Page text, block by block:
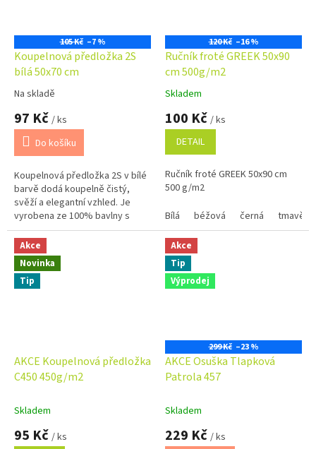
105 Kč –7 %
Koupelnová předložka 2S
bílá 50x70 cm
Průměrné
hodnocení
produktu
5,0
5
hvězdiček.
Na skladě
97 Kč / ks
Do košíku
Koupelnová předložka 2S v bílé
barvě dodá koupelně čistý,
svěží a elegantní vzhled. Je
vyrobena ze 100% bavlny s
vysokou gramáží 700 g/m², díky
čemuž je mimořádně měkká,...
120 Kč –16 %
Ručník froté GREEK 50x90
cm 500g/m2
Průměrné
hodnocení
produktu
5,0
5
hvězdiček.
Skladem
100 Kč / ks
DETAIL
Ručník froté GREEK 50x90 cm
500 g/m2
Bílá
béžová černá tmavě
Akce
Novinka
Tip
AKCE Koupelnová předložka
C450 450g/m2
Skladem
95 Kč / ks
Akce
Tip
Výprodej
299 Kč –23 %
AKCE Osuška Tlapková
Patrola 457
Skladem
229 Kč / ks